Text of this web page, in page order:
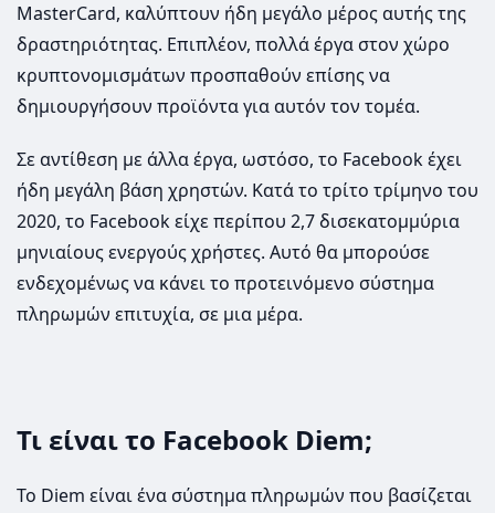
MasterCard, καλύπτουν ήδη μεγάλο μέρος αυτής της
δραστηριότητας. Επιπλέον, πολλά έργα στον χώρο
κρυπτονομισμάτων προσπαθούν επίσης να
δημιουργήσουν προϊόντα για αυτόν τον τομέα.
Σε αντίθεση με άλλα έργα, ωστόσο, το Facebook έχει
ήδη μεγάλη βάση χρηστών. Κατά το τρίτο τρίμηνο του
2020, το Facebook είχε περίπου 2,7 δισεκατομμύρια
μηνιαίους ενεργούς χρήστες. Αυτό θα μπορούσε
ενδεχομένως να κάνει το προτεινόμενο σύστημα
πληρωμών επιτυχία, σε μια μέρα.
Τι είναι το Facebook Diem;
Το Diem είναι ένα σύστημα πληρωμών που βασίζεται